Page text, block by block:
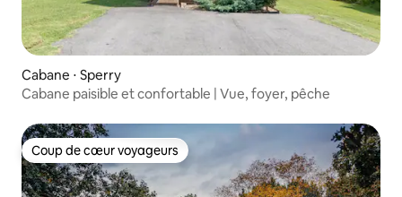
Cabane ⋅ Sperry
Cabane paisible et confortable | Vue, foyer, pêche
Coup de cœur voyageurs
Coup de cœur voyageurs